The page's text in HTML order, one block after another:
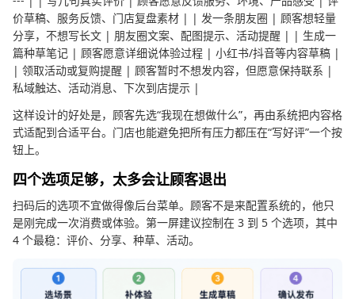
价草稿、服务反馈、门店复盘素材 | | 发一条朋友圈 | 顾客想轻量
分享，不想写长文 | 朋友圈文案、配图提示、活动提醒 | | 生成一
篇种草笔记 | 顾客愿意详细说体验过程 | 小红书/抖音等内容草稿 |
| 领取活动或复购提醒 | 顾客暂时不想发内容，但愿意保持联系 |
私域触达、活动消息、下次到店提示 |
这样设计的好处是，顾客先选“我现在想做什么”，再由系统把内容格
式适配到合适平台。门店也能避免把所有压力都压在“写好评”一个按
钮上。
四个选项足够，太多会让顾客退出
扫码后的选项不宜做得像后台菜单。顾客不是来配置系统的，他只
是刚完成一次消费或体验。第一屏建议控制在 3 到 5 个选项，其中
4 个最稳：评价、分享、种草、活动。